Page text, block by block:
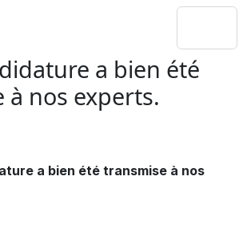
a bien été
à nos experts.
a bien été transmise à nos